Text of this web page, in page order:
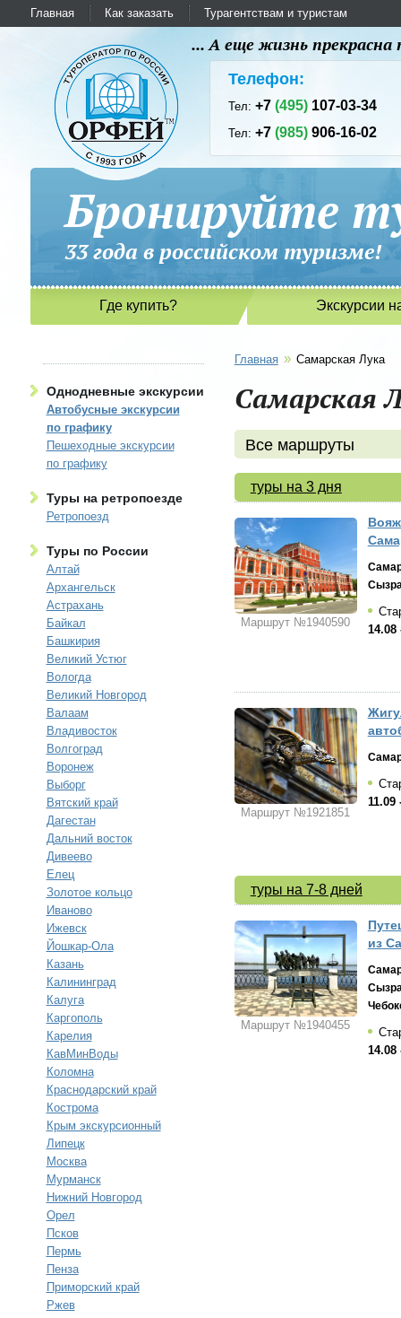
Главная Как заказать Турагентствам и туристам
... А еще жизнь
Телефон:
Тел:+7(495) 107-03-34
Тел:+7(985) 906-16-02
Бронируйте
33 года в российском
Где купить? Экскурсии
Однодневные экскурсии
Автобусные экскурсии
по графику
Пешеходные экскурсии
по графику
Туры на ретропоезде
Ретропоезд
Туры по России
Алтай
Архангельск
Астрахань
Байкал
Башкирия
Великий Устюг
Вологда
Великий Новгород
Валаам
Владивосток
Волгоград
Воронеж
Выборг
Вятский край
Дагестан
Дальний восток
Дивеево
Елец
Золотое кольцо
Иваново
Ижевск
Йошкар-Ола
Казань
Калининград
Калуга
Каргополь
Карелия
КавМинВоды
Коломна
Краснодарский край
Кострома
Крым экскурсионный
Липецк
Москва
Мурманск
Нижний Новгород
Орел
Псков
Пермь
Пенза
Приморский край
Ржев
Главная » Самарская Лука
Самарская
Все маршруты
туры на 3 дня
Маршрут №1940590
14.08
Маршрут №1921851
11.09
туры на 7-8 дней
Маршрут №1940455
из
14.08